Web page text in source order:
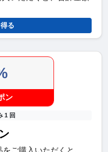
る
ン
1 回
ご購入いただくと、